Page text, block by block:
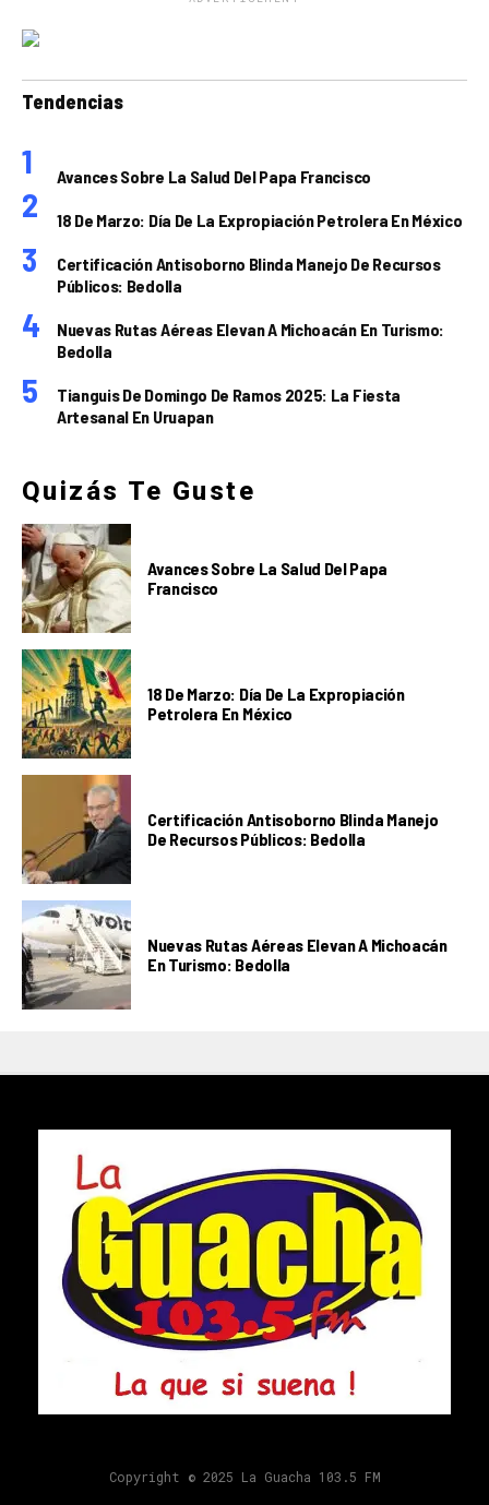
Tendencias
Avances Sobre La Salud Del Papa Francisco
18 De Marzo: Día De La Expropiación Petrolera En México
Certificación Antisoborno Blinda Manejo De Recursos
Públicos: Bedolla
Nuevas Rutas Aéreas Elevan A Michoacán En Turismo:
Bedolla
Tianguis De Domingo De Ramos 2025: La Fiesta
Artesanal En Uruapan
Quizás Te Guste
Avances Sobre La Salud Del Papa
Francisco
18 De Marzo: Día De La Expropiación
Petrolera En México
Certificación Antisoborno Blinda Manejo
De Recursos Públicos: Bedolla
Nuevas Rutas Aéreas Elevan A Michoacán
En Turismo: Bedolla
Copyright © 2025 La Guacha 103.5 FM